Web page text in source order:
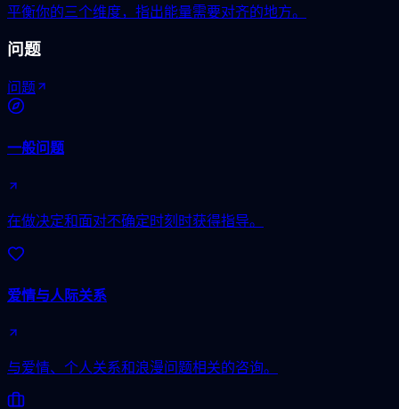
平衡你的三个维度，指出能量需要对齐的地方。
问题
问题
一般问题
在做决定和面对不确定时刻时获得指导。
爱情与人际关系
与爱情、个人关系和浪漫问题相关的咨询。